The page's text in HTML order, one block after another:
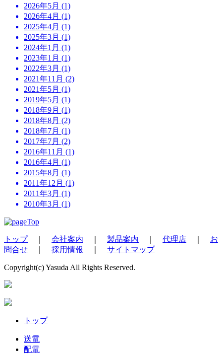
2026年5月 (1)
2026年4月 (1)
2025年4月 (1)
2025年3月 (1)
2024年1月 (1)
2023年1月 (1)
2022年3月 (1)
2021年11月 (2)
2021年5月 (1)
2019年5月 (1)
2018年9月 (1)
2018年8月 (2)
2018年7月 (1)
2017年7月 (2)
2016年11月 (1)
2016年4月 (1)
2015年8月 (1)
2011年12月 (1)
2011年3月 (1)
2010年3月 (1)
トップ｜ 会社案内 製品案内 代理店
お
問合せ
採用情報 サイトマップ
Copyright(c) Yasuda All Rights Reserved.
トップ
送電
配電